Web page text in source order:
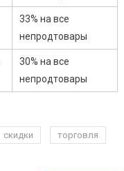
33% на все
непродтовары
30% на все
непродтовары
скидки
торговля